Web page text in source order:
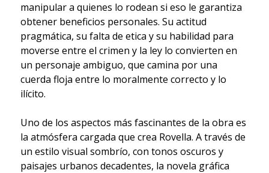
manipular a quienes lo rodean si eso le garantiza
obtener beneficios personales. Su actitud
pragmática, su falta de etica y su habilidad para
moverse entre el crimen y la ley lo convierten en
un personaje ambiguo, que camina por una
cuerda floja entre lo moralmente correcto y lo
ilícito.
Uno de los aspectos más fascinantes de la obra es
la atmósfera cargada que crea Rovella. A través de
un estilo visual sombrío, con tonos oscuros y
paisajes urbanos decadentes, la novela gráfica